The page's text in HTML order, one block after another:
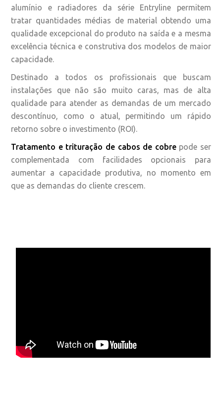
alumínio e radiadores da série Entryline permitem
tratar quantidades médias de material obtendo uma
qualidade excepcional do produto na saída e a mesma
excelência técnica e construtiva dos modelos de maior
capacidade.
Destinado a todos os profissionais que buscam
instalações que não são muito caras, mas de alta
qualidade para atender as demandas de um mercado
descontínuo, como o atual, permitindo um rápido
retorno sobre o investimento (ROI).
Tratamento e trituração de cabos de cobrepode ser
complementada com facilidades opcionais para
aumentar a capacidade produtiva, no momento em
que as demandas do cliente crescem.